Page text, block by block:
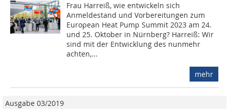
Frau Harreiß, wie entwickeln sich
Anmeldestand und Vorbereitungen zum
European Heat Pump Summit 2023 am 24.
und 25. Oktober in Nürnberg? Harreiß: Wir
sind mit der Entwicklung des nunmehr
achten,...
mehr
Ausgabe 03/2019